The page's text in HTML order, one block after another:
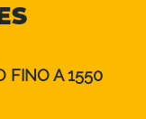
FINO A 1550